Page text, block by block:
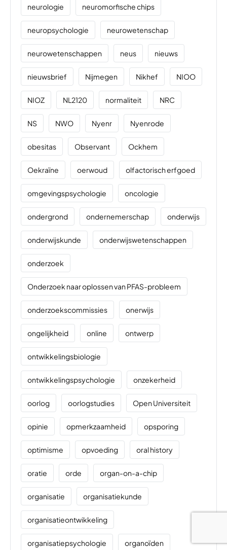
neurologie neuromorfische chips
neuropsychologie neurowetenschap
neurowetenschappen neus nieuws
nieuwsbrief Nijmegen Nikhef NIOO
NIOZ NL2120 normaliteit NRC
NS NWO Nyenr Nyenrode
obesitas Observant Ockhem
Oekraïne oerwoud olfactorisch erfgoed
omgevingspsychologie oncologie
ondergrond ondernemerschap onderwijs
onderwijskunde onderwijswetenschappen
onderzoek
Onderzoek naar oplossen van PFAS-probleem
onderzoekscommissies onerwijs
ongelijkheid online ontwerp
ontwikkelingsbiologie
ontwikkelingspsychologie onzekerheid
oorlog oorlogstudies Open Universiteit
opinie opmerkzaamheid opsporing
optimisme opvoeding oral history
oratie orde organ-on-a-chip
organisatie organisatiekunde
organisatieontwikkeling
organisatiepsychologie organoïden